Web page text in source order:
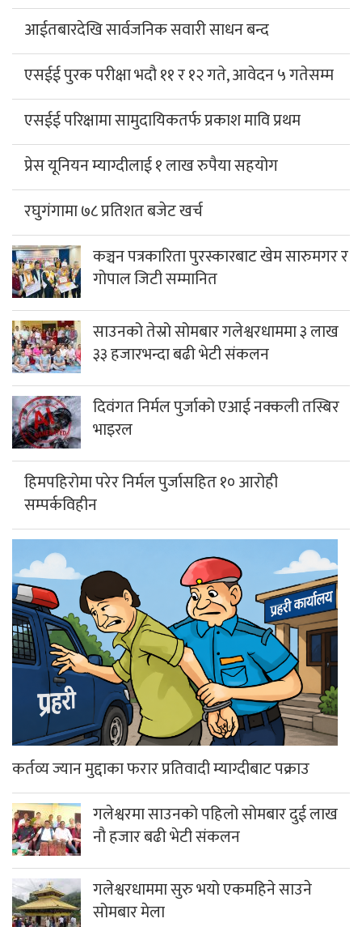
आईतबारदेखि सार्वजनिक सवारी साधन बन्द
एसईई पुरक परीक्षा भदौ ११ र १२ गते, आवेदन ५ गतेसम्म
एसईई परिक्षामा सामुदायिकतर्फ प्रकाश मावि प्रथम
प्रेस यूनियन म्याग्दीलाई १ लाख रुपैया सहयोग
रघुगंगामा ७८ प्रतिशत बजेट खर्च
कञ्चन पत्रकारिता पुरस्कारबाट खेम सारुमगर र
गोपाल जिटी सम्मानित
साउनको तेस्रो सोमबार गलेश्वरधाममा ३ लाख
३३ हजारभन्दा बढी भेटी संकलन
दिवंगत निर्मल पुर्जाको एआई नक्कली तस्बिर
भाइरल
हिमपहिरोमा परेर निर्मल पुर्जासहित १० आरोही
सम्पर्कविहीन
कर्तव्य ज्यान मुद्दाका फरार प्रतिवादी म्याग्दीबाट पक्राउ
गलेश्वरमा साउनको पहिलो सोमबार दुई लाख
नौ हजार बढी भेटी संकलन
गलेश्वरधाममा सुरु भयो एकमहिने साउने
सोमबार मेला